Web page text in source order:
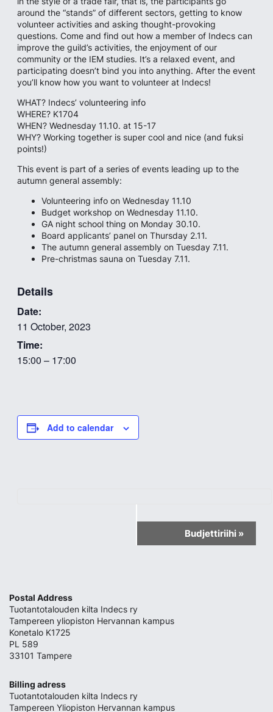
around the “stands” of different sectors, getting to know
volunteer activities and asking thought-provoking
questions. Come and find out how a member of Indecs can
improve the guild’s activities, the enjoyment of our
community or the IEM studies. It’s a relaxed event, and
participating doesn’t bind you into anything. After the event
you’ll know how you want to volunteer at Indecs!
WHAT? Indecs’ volunteering info
WHERE? K1704
WHEN? Wednesday 11.10. at 15-17
WHY? Working together is super cool and nice (and fuksi
points!)
This event is part of a series of events leading up to the
autumn general assembly:
Volunteering info on Wednesday 11.10
Budget workshop on Wednesday 11.10.
GA night school thing on Monday 30.10.
Board applicants’ panel on Thursday 2.11.
The autumn general assembly on Tuesday 7.11.
Pre-christmas sauna on Tuesday 7.11.
Details
Date:
11 October, 2023
Time:
15:00 – 17:00
Add to calendar
Budjettiriihi »
Postal Address
Tuotantotalouden kilta Indecs ry
Tampereen yliopiston Hervannan kampus
Konetalo K1725
PL 589
33101 Tampere
Billing adress
Tuotantotalouden kilta Indecs ry
Tampereen Yliopiston Hervannan kampus